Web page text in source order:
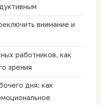
внимание и
работников, как
зрения
дня: как